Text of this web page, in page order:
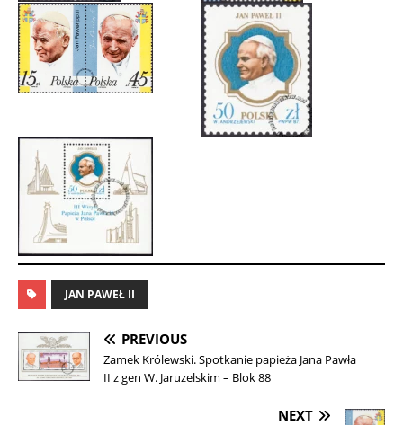
JAN PAWEŁ II
PREVIOUS
Zamek Królewski. Spotkanie papieża Jana Pawła
II z gen W. Jaruzelskim – Blok 88
NEXT